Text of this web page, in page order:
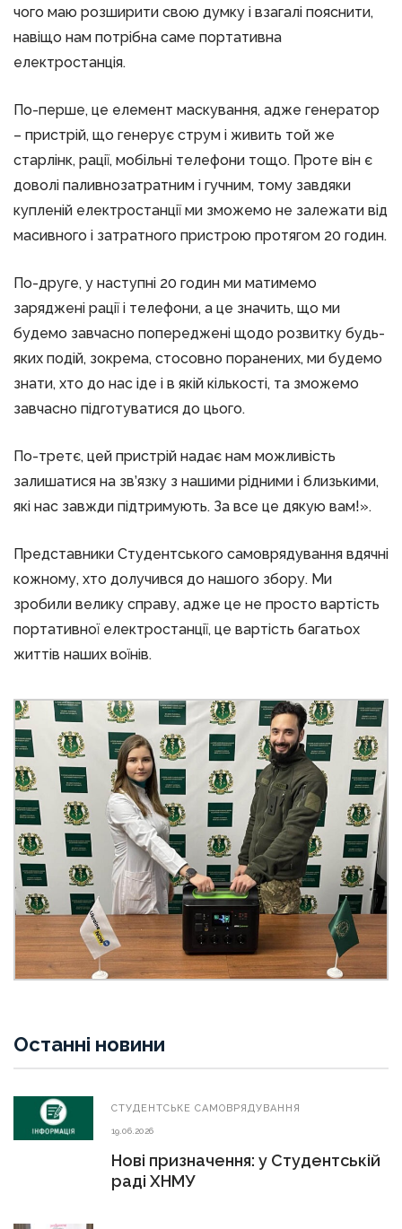
чого маю розширити свою думку і взагалі пояснити,
навіщо нам потрібна саме портативна
електростанція.
По-перше, це елемент маскування, адже генератор
– пристрій, що генерує струм і живить той же
старлінк, рації, мобільні телефони тощо. Проте він є
доволі паливнозатратним і гучним, тому завдяки
купленій електростанції ми зможемо не залежати від
масивного і затратного пристрою протягом 20 годин.
По-друге, у наступні 20 годин ми матимемо
заряджені рації і телефони, а це значить, що ми
будемо завчасно попереджені щодо розвитку будь-
яких подій, зокрема, стосовно поранених, ми будемо
знати, хто до нас іде і в якій кількості, та зможемо
завчасно підготуватися до цього.
По-третє, цей пристрій надає нам можливість
залишатися на зв’язку з нашими рідними і близькими,
які нас завжди підтримують. За все це дякую вам!».
Представники Студентського самоврядування вдячні
кожному, хто долучився до нашого збору. Ми
зробили велику справу, адже це не просто вартість
портативної електростанції, це вартість багатьох
життів наших воїнів.
Останні новини
СТУДЕНТСЬКЕ САМОВРЯДУВАННЯ
19.06.2026
Нові призначення: у Студентській
раді ХНМУ